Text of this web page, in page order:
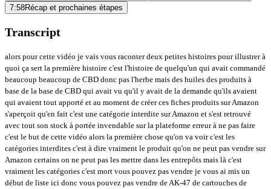
7:58Récap et prochaines étapes
Transcript
alors pour cette vidéo je vais vous raconter deux petites histoires pour illustrer à
quoi ça sert la première histoire c'est l'histoire de quelqu'un qui avait commandé
beaucoup beaucoup de CBD donc pas l'herbe mais des huiles des produits à
base de la base de CBD qui avait vu qu'il y avait de la demande qu'ils avaient
qui avaient tout apporté et au moment de créer ces fiches produits sur Amazon
s'aperçoit qu'en fait c'est une catégorie interdite sur Amazon et s'est retrouvé
avec tout son stock à portée invendable sur la plateforme erreur à ne pas faire
c'est le but de cette vidéo alors la première chose qu'on va voir c'est les
catégories interdites c'est à dire vraiment le produit qu'on ne peut pas vendre sur
Amazon certains on ne peut pas les mettre dans les entrepôts mais là c'est
vraiment les catégories c'est mort vous pouvez pas vendre je vous ai mis un
début de liste ici donc vous pouvez pas vendre de AK-47 de cartouches de